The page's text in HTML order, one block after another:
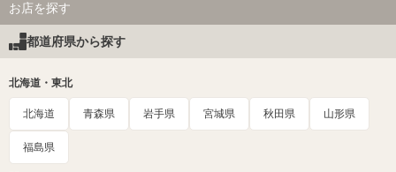
お店を探す
都道府県から探す
北海道・東北
北海道 青森県 岩手県 宮城県 秋田県 山形県
福島県